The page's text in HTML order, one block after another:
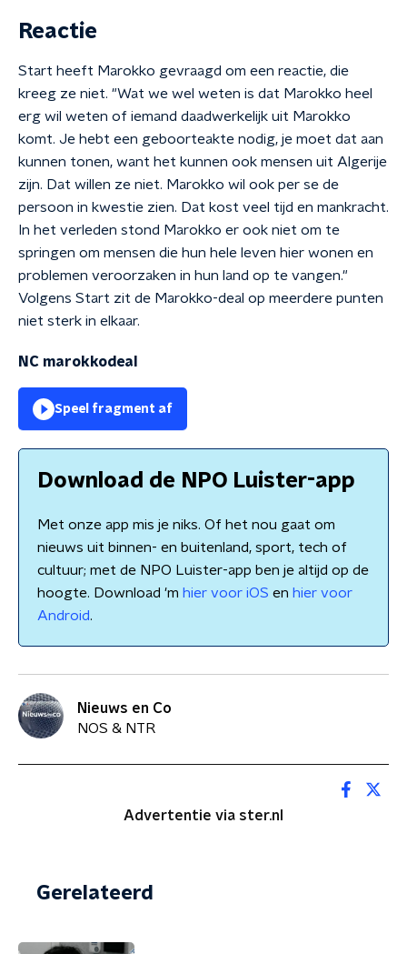
Reactie
Start heeft Marokko gevraagd om een reactie, die
kreeg ze niet. "Wat we wel weten is dat Marokko heel
erg wil weten of iemand daadwerkelijk uit Marokko
komt. Je hebt een geboorteakte nodig, je moet dat aan
kunnen tonen, want het kunnen ook mensen uit Algerije
zijn. Dat willen ze niet. Marokko wil ook per se de
persoon in kwestie zien. Dat kost veel tijd en mankracht.
In het verleden stond Marokko er ook niet om te
springen om mensen die hun hele leven hier wonen en
problemen veroorzaken in hun land op te vangen."
Volgens Start zit de Marokko-deal op meerdere punten
niet sterk in elkaar.
NC marokkodeal
Speel fragment af
Download de NPO Luister-app
Met onze app mis je niks. Of het nou gaat om
nieuws uit binnen- en buitenland, sport, tech of
cultuur; met de NPO Luister-app ben je altijd op de
hoogte. Download 'm hier voor iOS en hier voor
Android.
Nieuws en Co
NOS & NTR
Advertentie via ster.nl
Gerelateerd